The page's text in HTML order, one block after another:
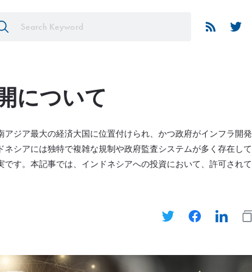
について
ジア最大の経済大国に位置付けられ、かつ政府がインフラ開発
シアには独特で複雑な規制や政府監査システムが多く存在して
す。本記事では、インドネシアへの投資において、許可されて